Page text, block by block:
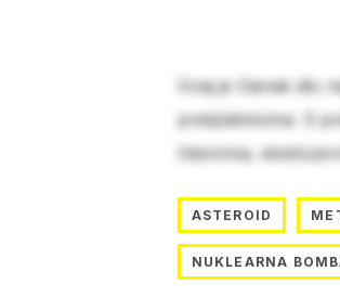
Ovaj je članak dio
pretplatnicima. S
člancima,
ASTEROID
NUKLEARNA